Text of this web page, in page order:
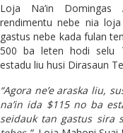
Loja Na’in Domingas
rendimentu nebe nia
gastus nebe kada fulan
500 ba leten hodi selu
estadu liu husi Dirasaun
“Agora ne’e araska liu,
na’in ida $115 no ba
seidauk tan gastus sira